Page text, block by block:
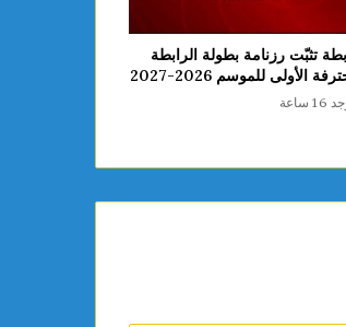
تثبّت رزنامة بطولة الرابطة
الأولى للموسم 2026-2027
ساعة